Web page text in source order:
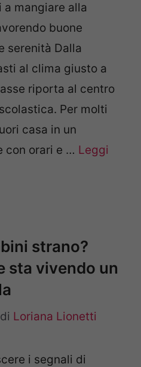
mangiare alla
buone
serenità Dalla
al clima giusto a
riporta al centro
Per molti
casa in un
con orari e … Leggi
strano?
sta vivendo un
di Loriana Lionetti
i segnali di